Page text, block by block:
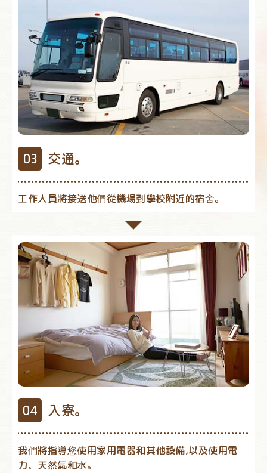
交通。
工作人員將接送他們從機場到學校附近的宿舍。
入寮。
我們將指導您使用家用電器和其他設備,以及使用電
力、天然氣和水。